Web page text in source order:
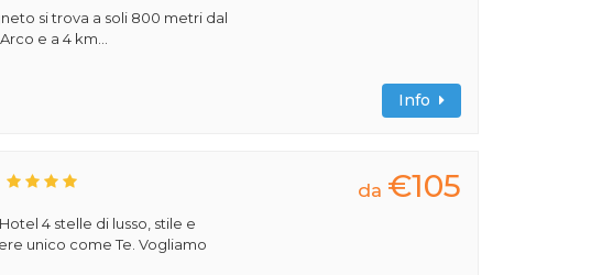
si trova a soli 800 metri dal
e a 4 km...
Info
4 stelle di lusso, stile e
unico come Te. Vogliamo
da €105